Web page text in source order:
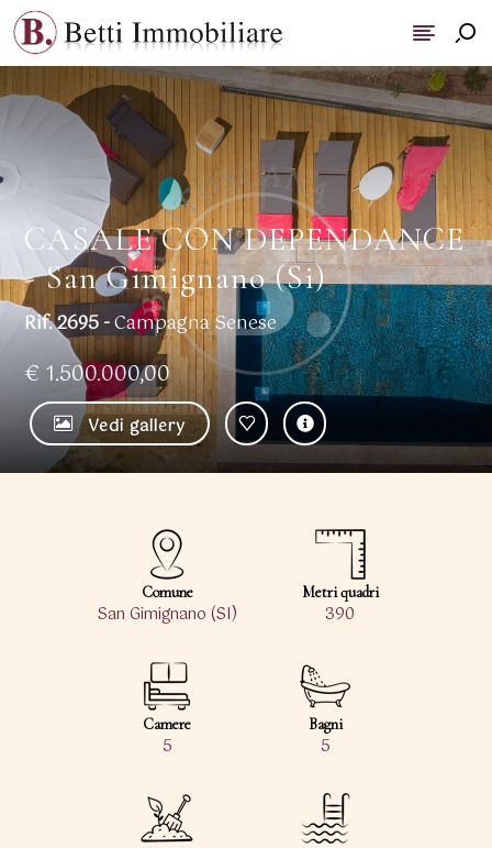
CASALE CON DEPENDANCE
- San Gimignano (Si)
Rif. 2695 -Campagna Senese
€ 1.500.000,00
Vedi gallery
Comune
San Gimignano (SI)
Metri quadri
390
Camere
5
Bagni
5